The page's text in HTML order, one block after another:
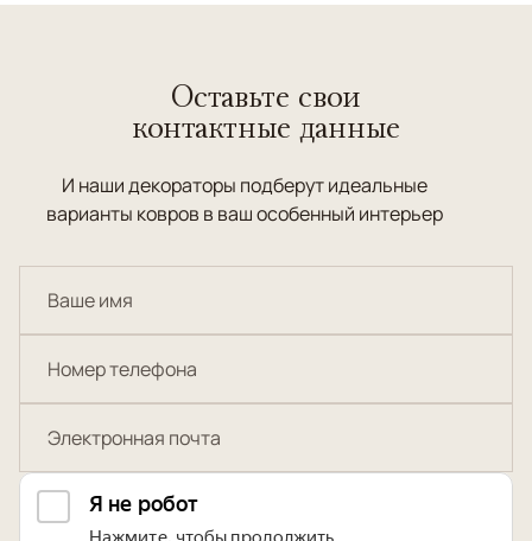
Оставьте свои
контактные данные
И наши декораторы подберут идеальные
варианты ковров в ваш особенный интерьер